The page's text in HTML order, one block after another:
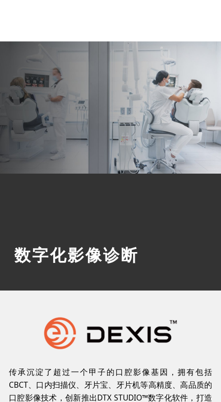
数字化影像诊断
传承沉淀了超过一个甲子的口腔影像基因，拥有包括
CBCT、口内扫描仪、牙片宝、牙片机等高精度、高品质的
口腔影像技术，创新推出DTX STUDIO™数字化软件，打造